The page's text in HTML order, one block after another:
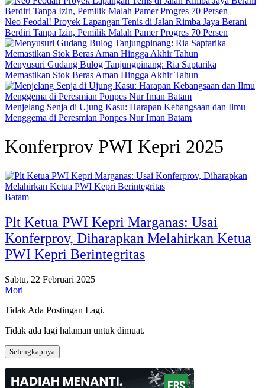
Neo Feodal! Proyek Lapangan Tenis di Jalan Rimba Jaya Berani
Berdiri Tanpa Izin, Pemilik Malah Pamer Progres 70 Persen
Menyusuri Gudang Bulog Tanjungpinang: Ria Saptarika
Memastikan Stok Beras Aman Hingga Akhir Tahun
Menjelang Senja di Ujung Kasu: Harapan Kebangsaan dan Ilmu
Menggema di Peresmian Ponpes Nur Iman Batam
Konferprov PWI Kepri 2025
Batam
Plt Ketua PWI Kepri Marganas: Usai
Konferprov, Diharapkan Melahirkan Ketua
PWI Kepri Berintegritas
Sabtu, 22 Februari 2025
Mori
Tidak Ada Postingan Lagi.
Tidak ada lagi halaman untuk dimuat.
Selengkapnya